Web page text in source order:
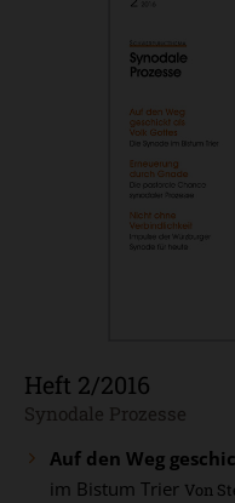
Heft 2/2016
:
Synodale Prozesse
Auf den Weg
im Bistum Trier Von